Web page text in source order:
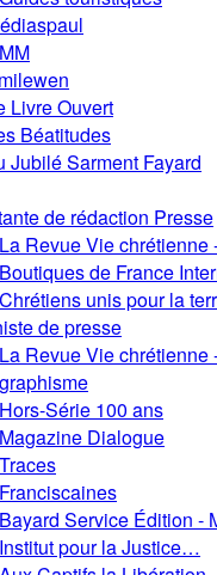
Livre Ouvert
Béatitudes
Jubilé Sarment Fayard
de rédaction Presse
La Revue Vie chrétienne
Boutiques de France
Chrétiens unis pour la
de presse
La Revue Vie chrétienne
graphisme
Hors-Série 100 ans
Magazine Dialogue
Traces
Franciscaines
Bayard Service Édition -
Institut pour la Justice…